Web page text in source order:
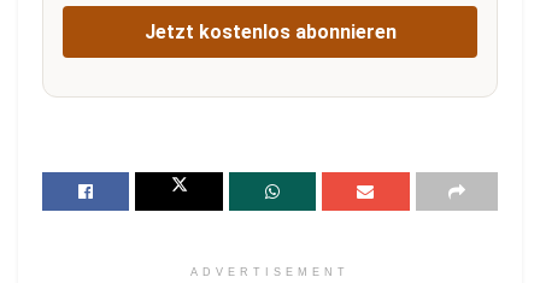
Jetzt kostenlos abonnieren
ADVERTISEMENT